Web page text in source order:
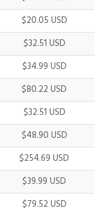
$20.05 USD
$32.51 USD
$34.99 USD
$80.22 USD
$32.51 USD
$48.90 USD
$254.69 USD
$39.99 USD
$79.52 USD